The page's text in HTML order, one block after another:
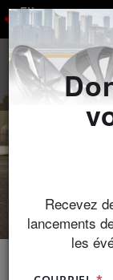
Fièrement
Canada
Recevez
lancements
les